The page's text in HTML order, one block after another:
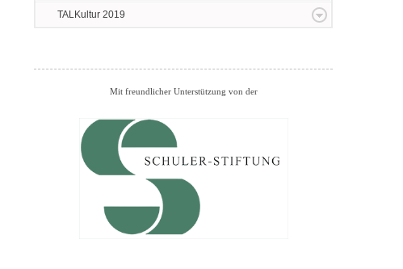
TALKultur 2019
Mit freundlicher Unterstützung von der